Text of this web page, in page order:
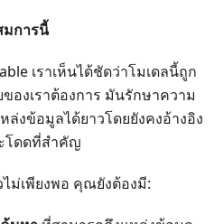
มการนี้
เราเห็นได้ชัดว่าโมเดลนี้ถูก
ของเราต้องการ มันรักษาความ
งข้อมูลได้ยาวโดยยังคงอ้างอิง
โดดที่สำคัญ
ไม่เพียงพอ คุณยังต้องมี: